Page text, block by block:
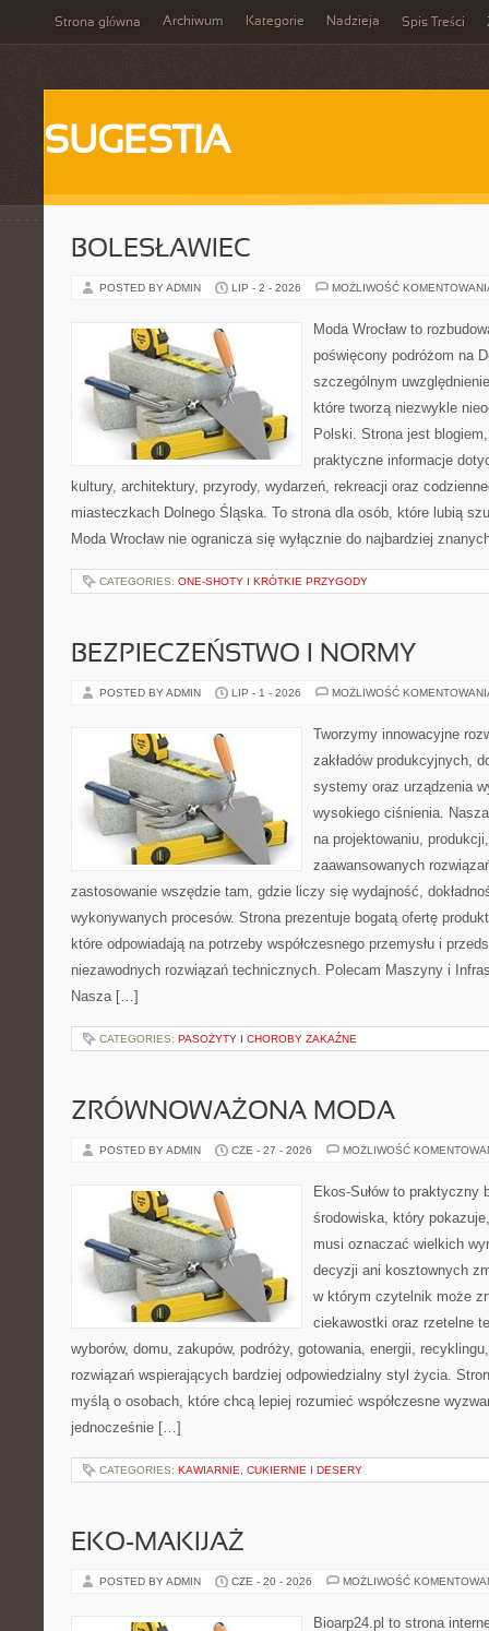
Strona główna Archiwum Kategorie Nadzieja Spis Treści
SUGESTIA
BOLESŁAWIEC
POSTED BY ADMIN LIP - 2 - 2026 MOŻLIWOŚĆ
Moda Wrocław to
poświęcony podróżom na
szczególnym
które tworzą niezwykle
Polski. Strona jest
praktyczne informacje
kultury, architektury, przyrody, wydarzeń, rekreacji oraz
miasteczkach Dolnego Śląska. To strona dla osób, które lubią
Moda Wrocław nie ogranicza się wyłącznie do najbardziej
CATEGORIES: ONE-SHOTY I KRÓTKIE PRZYGODY
BEZPIECZEŃSTWO I NORMY
POSTED BY ADMIN LIP - 1 - 2026 MOŻLIWOŚĆ
Tworzymy innowacyjne
zakładów produkcyjnych,
systemy oraz urządzenia
wysokiego ciśnienia.
na projektowaniu,
zaawansowanych
zastosowanie wszędzie tam, gdzie liczy się wydajność,
wykonywanych procesów. Strona prezentuje bogatą ofertę
które odpowiadają na potrzeby współczesnego przemysłu i
niezawodnych rozwiązań technicznych. Polecam Maszyny i
Nasza […]
CATEGORIES: PASOŻYTY I CHOROBY ZAKAŹNE
ZRÓWNOWAŻONA MODA
POSTED BY ADMIN CZE - 27 - 2026 MOŻLIWOŚĆ
Ekos-Sułów to praktyczny
środowiska, który
musi oznaczać wielkich
decyzji ani kosztownych
w którym czytelnik może
ciekawostki oraz rzetelne
wyborów, domu, zakupów, podróży, gotowania, energii,
rozwiązań wspierających bardziej odpowiedzialny styl życia.
myślą o osobach, które chcą lepiej rozumieć współczesne
jednocześnie […]
CATEGORIES: KAWIARNIE, CUKIERNIE I DESERY
EKO-MAKIJAŻ
POSTED BY ADMIN CZE - 20 - 2026 MOŻLIWOŚĆ
Bioarp24.pl to strona